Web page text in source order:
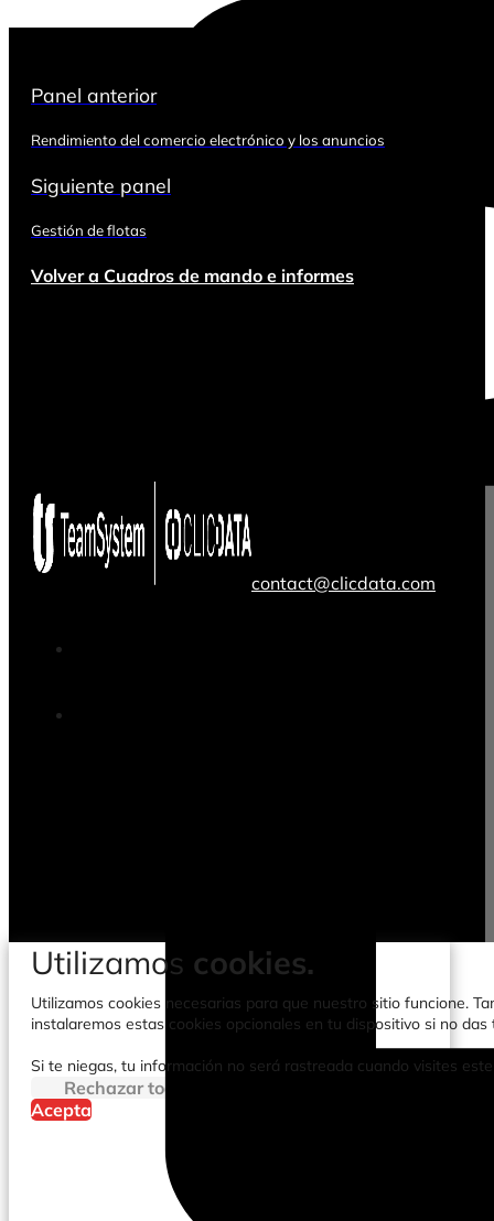
Panel anterior
Rendimiento del comercio electrónico y los anuncios
Siguiente panel
Gestión de flotas
Volver a Cuadros de mando e informes
contact@clicdata.com
Utilizamos cookies.
Utilizamos cookies necesarias para que nuestro sitio funcione.
instalaremos estas cookies opcionales en tu dispositivo si no
Si te niegas, tu información no será rastreada cuando visites
Rechazar todo
Acepta